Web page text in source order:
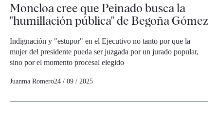
Moncloa cree que Peinado busca la
"humillación pública" de Begoña Gómez
Indignación y "estupor" en el Ejecutivo no tanto por que la
mujer del presidente pueda ser juzgada por un jurado popular,
sino por el momento procesal elegido
Juanma Romero24 / 09 / 2025